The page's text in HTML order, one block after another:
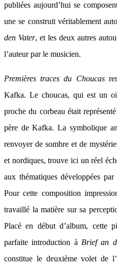
publiées aujourd’hui se
une se construit véritablement
den Vater, et les deux autres
l’auteur par le musicien.
Premières traces du Choucas
Kafka. Le choucas, qui est un
proche du corbeau était
père de Kafka. La symbolique
renvoyer de sombre et de
et nordiques, trouve ici un réel
aux thématiques développées
Pour cette composition
travaillé la matière sur sa
Placé en début d’album, cette
parfaite introduction à Brief an
constitue le deuxième volet de